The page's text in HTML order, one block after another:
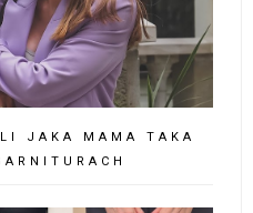
JAKA MAMA TAKA